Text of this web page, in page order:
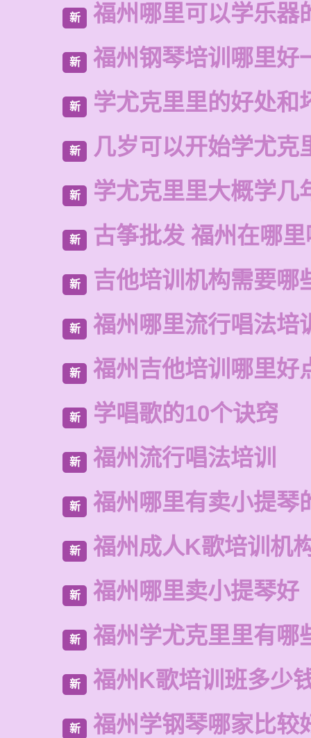
新 福州哪里可以学乐器
新 福州钢琴培训哪里好
新 学尤克里里的好处和
新 几岁可以开始学尤克
新 学尤克里里大概学几
新 古筝批发 福州在哪
新 吉他培训机构需要哪
新 福州哪里流行唱法培
新 福州吉他培训哪里好
新 学唱歌的10个诀窍
新 福州流行唱法培训
新 福州哪里有卖小提琴
新 福州成人K歌培训机
新 福州哪里卖小提琴好
新 福州学尤克里里有哪
新 福州K歌培训班多少
新 福州学钢琴哪家比较